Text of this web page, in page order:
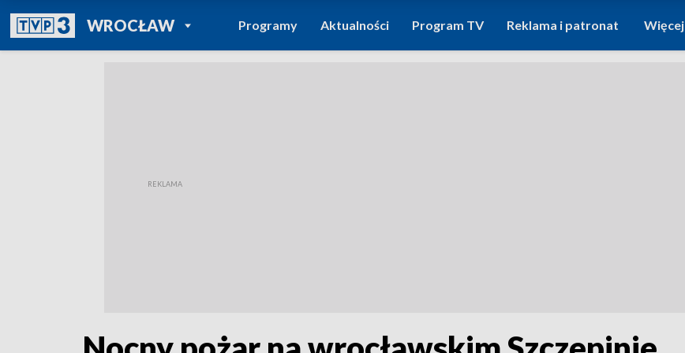
WROCŁAWPOWRÓT DO
TVP REGIONY
Programy Aktualności Program TV Reklama i patronat Więcej